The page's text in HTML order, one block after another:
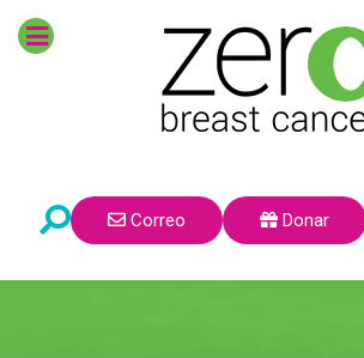
Correo Donar